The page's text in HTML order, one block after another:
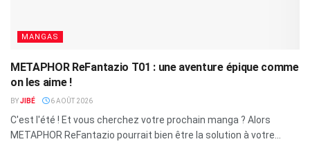
MANGAS
METAPHOR ReFantazio T01 : une aventure épique comme
on les aime !
BYJIBÉ 6 AOÛT 2026
C'est l'été ! Et vous cherchez votre prochain manga ? Alors
METAPHOR ReFantazio pourrait bien être la solution à votre...